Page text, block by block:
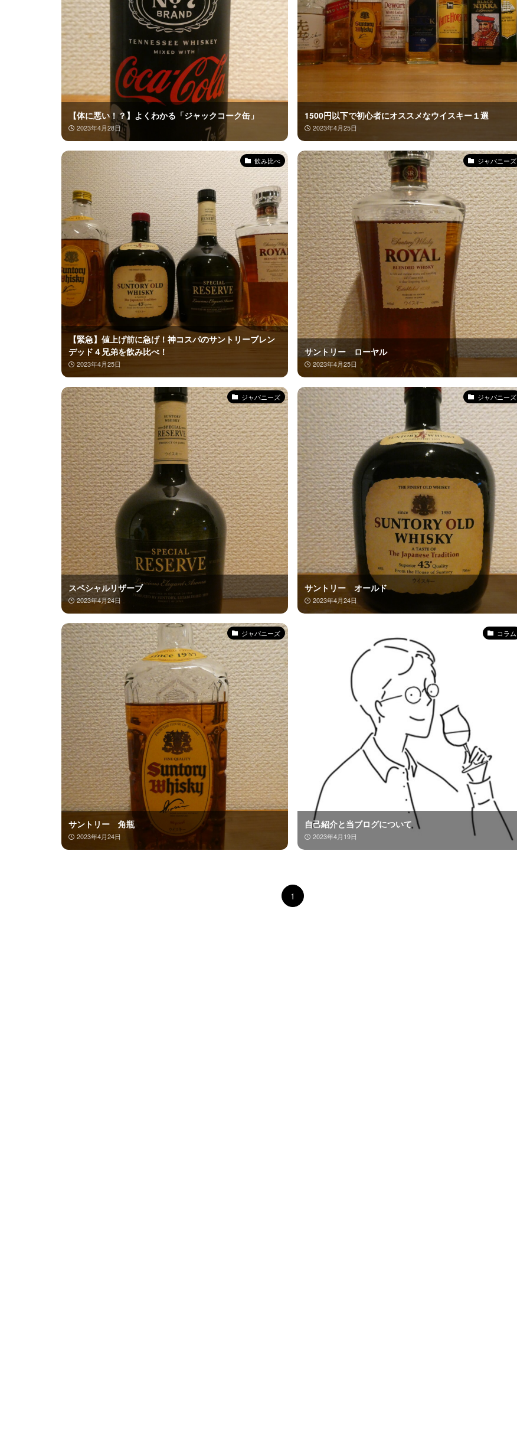
【体に悪い！？】よくわかる「ジャックコーク缶」
2023年4月28日
1500円以下で初心者にオススメなウイスキー１選
2023年4月25日
飲み比べ
【緊急】値上げ前に急げ！神コスパのサントリーブレン
デッド４兄弟を飲み比べ！
2023年4月25日
ジャパニーズ
サントリー ローヤル
2023年4月25日
ジャパニーズ
スペシャルリザーブ
2023年4月24日
ジャパニーズ
サントリー オールド
2023年4月24日
ジャパニーズ
サントリー 角瓶
2023年4月24日
コラム
自己紹介と当ブログについて
2023年4月19日
1